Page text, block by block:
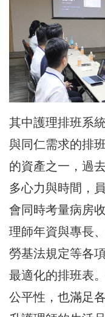
其中護理排班系
與同仁需求的排
的資產之一，過
多心力與時間，
會同時考量病房
理師年資與專長
勞基法規定等各
最適化的排班表
公平性，也滿足